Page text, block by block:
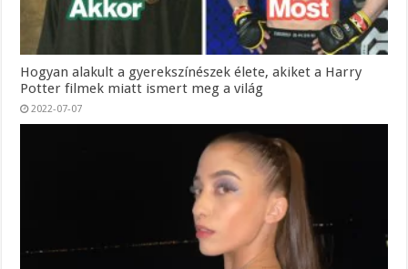
Hogyan alakult a gyerekszínészek élete, akiket a Harry
Potter filmek miatt ismert meg a világ
2022-07-07